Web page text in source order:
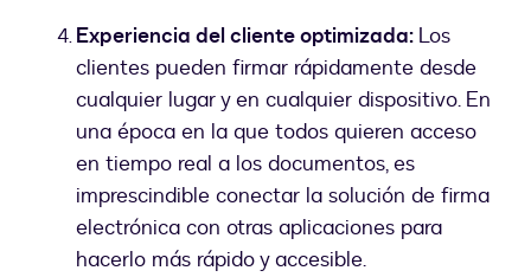
Experiencia del cliente optimizada: Los
clientes pueden firmar rápidamente desde
cualquier lugar y en cualquier dispositivo. En
una época en la que todos quieren acceso
en tiempo real a los documentos, es
imprescindible conectar la solución de firma
electrónica con otras aplicaciones para
hacerlo más rápido y accesible.